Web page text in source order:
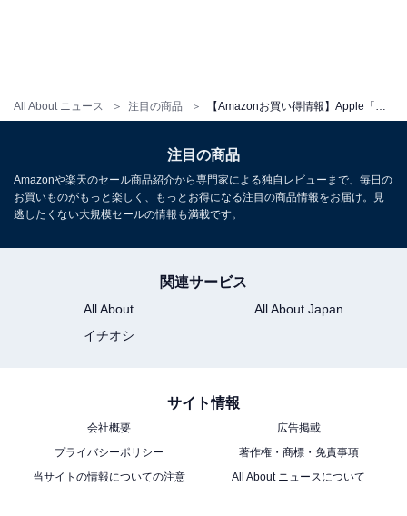
All About ニュース 注目の商品
96W USB-C電源アダプタ
Apple「140W USB-C電源アダプタ」
Amazonで見る
※掲載されている情報は記事公開時のものです。あらか
注目の商品
Amazonや楽天のセール商品紹介から専門家による独自レビューまで、毎日の
お買いものがもっと楽しく、もっとお得になる注目の商品情報をお届け。見
逃したくない大規模セールの情報も満載です。
関連サービス
All About
All About Japan
イチオシ
サイト情報
会社概要
広告掲載
プライバシーポリシー
著作権・商標・免責事項
当サイトの情報についての注意
All About ニュースについて